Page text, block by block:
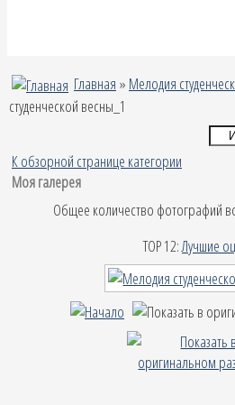
Главная » Мелодия
студенческой весны_1
К обзорной странице категории
Моя галерея
Общее количество фотографий
TOP 12:Лучшие